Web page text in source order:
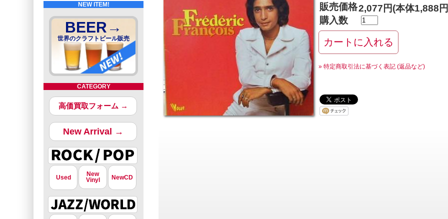
NEW ITEM!
BEER→
世界のクラフトビール販売
CATEGORY
高価買取フォーム →
New Arrival →
Used
New
Vinyl
NewCD
販売価格2,077円(本体1,888
購入数
» 特定商取引法に基づく表記 (返品など)